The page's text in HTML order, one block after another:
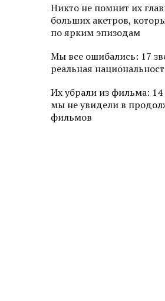
Никто не помнит их
больших акетров,
по ярким эпизодам
Мы все ошибались: 17
реальная
Их убрали из фильма: 14
мы не увидели в
фильмов